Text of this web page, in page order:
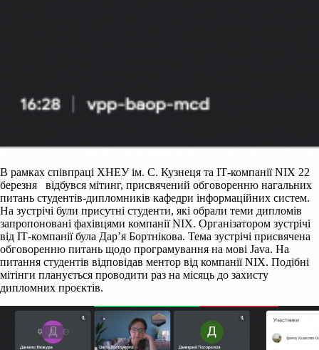
В рамках співпраці ХНЕУ ім. С. Кузнеця та ІТ-компанії NIX 22
березня відбувся мітинг, присвячений обговоренню нагальних
питань студентів-дипломників кафедри інформаційних систем.
На зустрічі були присутні студенти, які обрали теми дипломів
запропоновані фахівцями компанії NIX. Організатором зустрічі
від ІТ-компанії була Дар’я Бортнікова. Тема зустрічі присвячена
обговоренню питань щодо програмування на мові Java. На
питання студентів відповідав ментор від компанії NIX. Подібні
мітінги планується проводити раз на місяць до захисту
дипломних проєктів.